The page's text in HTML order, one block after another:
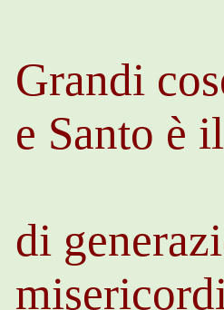
Grandi
e Santo è
di